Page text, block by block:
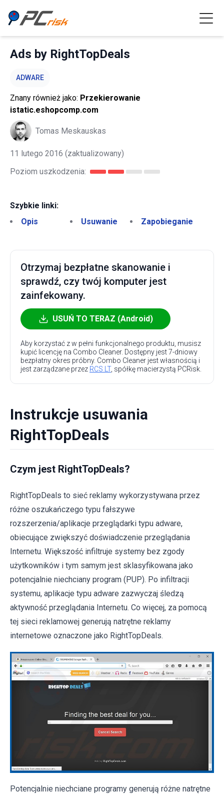
Ads by RightTopDeals
ADWARE
Znany również jako: Przekierowanie
istatic.eshopcomp.com
Tomas Meskauskas
11 lutego 2016 (zaktualizowany)
Poziom uszkodzenia:
Szybkie linki:
Opis
Usuwanie Zapobieganie
Otrzymaj bezpłatne skanowanie i
sprawdź, czy twój komputer jest
zainfekowany.
USUŃ TO TERAZ (Android)
Aby korzystać z w pełni funkcjonalnego produktu, musisz
kupić licencję na Combo Cleaner. Dostępny jest 7-dniowy
bezpłatny okres próbny. Combo Cleaner jest własnością i
jest zarządzane przez RCS LT, spółkę macierzystą PCRisk.
Instrukcje usuwania
RightTopDeals
Czym jest RightTopDeals?
RightTopDeals to sieć reklamy wykorzystywana przez
różne oszukańczego typu fałszywe
rozszerzenia/aplikacje przeglądarki typu adware,
obiecujące zwiększyć doświadczenie przeglądania
Internetu. Większość infiltruje systemy bez zgody
użytkowników i tym samym jest sklasyfikowana jako
potencjalnie niechciany program (PUP). Po infiltracji
systemu, aplikacje typu adware zazwyczaj śledzą
aktywność przeglądania Internetu. Co więcej, za pomocą
tej sieci reklamowej generują natrętne reklamy
internetowe oznaczone jako RightTopDeals.
Potencjalnie niechciane programy generują różne natrętne